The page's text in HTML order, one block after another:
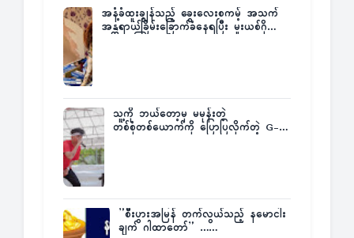
အနံ့ခံထူးချွန်သည့် ခွေးလေးစကမ့် အသက်
အန္တရာယ်ခြိမ်းခြောက်ခံနေရပြီး မူးယစ်ဂိုဏ်း
သူ့ကို ဘယ်တော့မှ မမုန်းတဲ့
တစ်စုံတစ်ယောက်ကို ပြောပြလိုက်တဲ့ G-
”စီးပွားအမြန် တက်လွယ်သည့် နမောငါး
ချက် ဂါထာတော်” ……